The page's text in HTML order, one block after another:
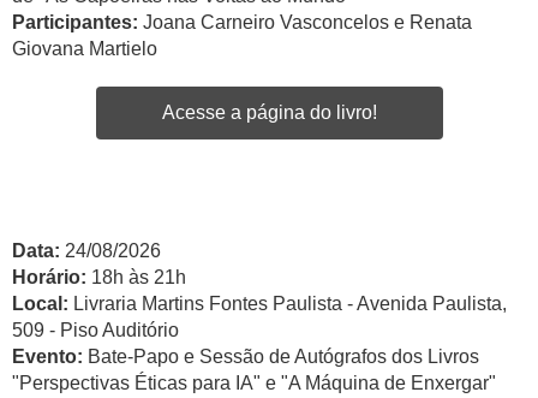
Participantes: Joana Carneiro Vasconcelos e Renata
Giovana Martielo
Acesse a página do livro!
Data: 24/08/2026
Horário: 18h às 21h
Local: Livraria Martins Fontes Paulista - Avenida Paulista,
509 - Piso Auditório
Evento: Bate-Papo e Sessão de Autógrafos dos Livros
"Perspectivas Éticas para IA" e "A Máquina de Enxergar"